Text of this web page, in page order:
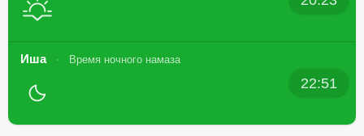
Иша Время ночного намаза
22:51